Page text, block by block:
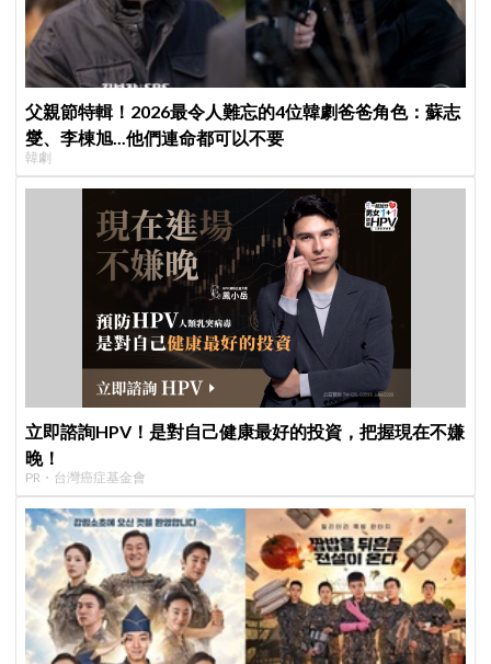
父親節特輯！2026最令人難忘的4位韓劇爸爸角色：蘇志
燮、李棟旭...他們連命都可以不要
韓劇
立即諮詢HPV！是對自己健康最好的投資，把握現在不嫌
晚！
PR・台灣癌症基金會